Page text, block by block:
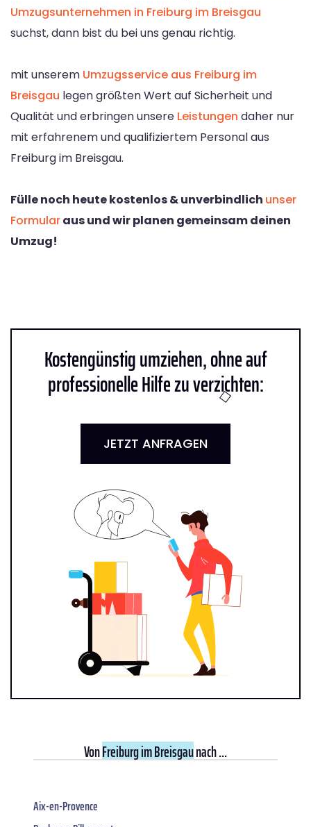
Umzugsunternehmen in Freiburg im Breisgau
suchst, dann bist du bei uns genau richtig.
mit unserem Umzugsservice aus Freiburg im
Breisgau legen größten Wert auf Sicherheit und
Qualität und erbringen unsere Leistungen daher nur
mit erfahrenem und qualifiziertem Personal aus
Freiburg im Breisgau.
Fülle noch heute kostenlos & unverbindlich unser
Formularaus und wir planen gemeinsam deinen
Umzug!
Kostengünstig umziehen, ohne auf
professionelle Hilfe zu verzichten:
JETZT ANFRAGEN
VonFreiburg im Breisgaunach ...
Aix-en-Provence